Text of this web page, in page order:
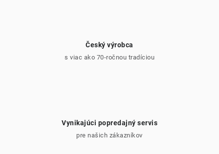
Český výrobca
s viac ako 70-ročnou tradíciou
Vynikajúci popredajný servis
pre našich zákazníkov